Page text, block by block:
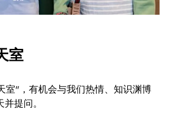
室
室"，有机会与我们热情、知识渊博
提问。